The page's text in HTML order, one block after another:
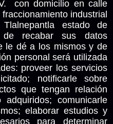
PROMOCIONES
CONTACTO
con domicilio en calle
industrial
estado de
de recabar sus datos
le dé a los mismos y de
personal será utilizada
proveer los servicios
notificarle sobre
que tengan relación
comunicarle
elaborar estudios y
para determinar